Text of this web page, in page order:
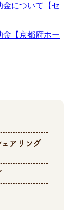
金について【セ
金【京都府ホー
アリング